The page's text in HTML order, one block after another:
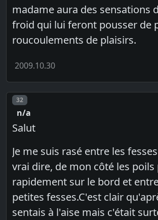
madame aura des sensations
froid qui lui feront pousser de
roucoulements de plaisirs.
2009.10.30
Post number
32
n/a
Salut
Je me suis rasé entre les
vrai dire, de mon côté les
rapidement sur le bord et
petites fesses.C'est clair
sentais à l'aise mais c'était